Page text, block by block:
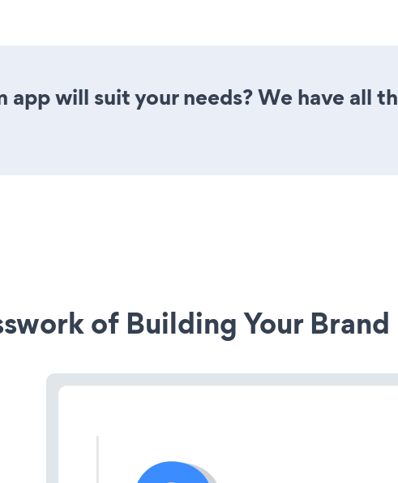
will suit your needs? We have all
of Building Your Brand